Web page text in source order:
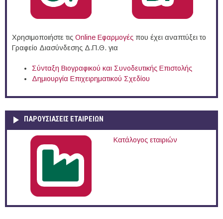
Χρησιμοποιήστε τις Online Eφαρμογές που έχει αναπτύξει το
Γραφείο Διασύνδεσης Δ.Π.Θ. για
Σύνταξη Βιογραφικού και Συνοδευτικής Επιστολής
Δημιουργία Επιχειρηματικού Σχεδίου
ΠΑΡΟΥΣΙΆΣΕΙΣ ΕΤΑΙΡΕΙΏΝ
Κατάλογος εταιριών